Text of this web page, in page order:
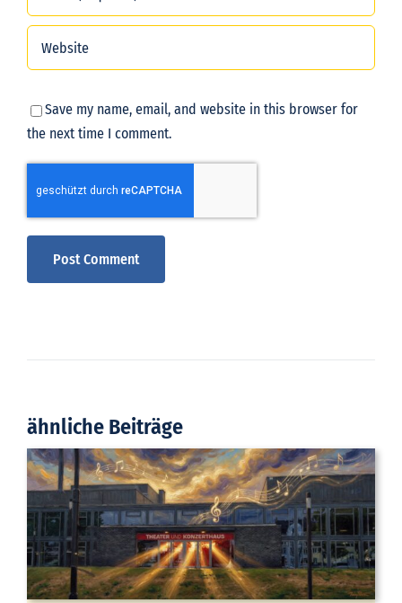
Save my name, email, and website in this browser for
the next time I comment.
ähnliche Beiträge